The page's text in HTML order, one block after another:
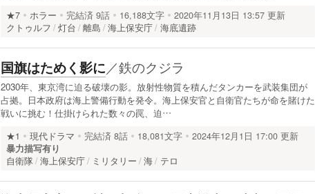
★7 ホラー 完結済 9話 16,188文字
2020年11月13日 13:57 更新
クトゥルフ
灯台 離島 海上保安庁 海底遺跡
国旗はためく影に／鉄のクジラ
2030年、東京湾に迫る破壊の影。放射性物質を積んだタンカーを武装集団が
占拠。日本政府は海上警備行動を発令。海上保安官と自衛官たちが命を賭けた
戦いに挑む！仕掛けられた数々の罠、迫…
★1 現代ドラマ 完結済 8話 18,081文字
2024年12月1日 17:00 更新
暴力描写有り
自衛隊 海上保安庁 ミリタリー 海 テロ